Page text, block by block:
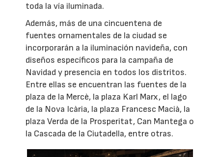
toda la vía iluminada.
Además, más de una cincuentena de
fuentes ornamentales de la ciudad se
incorporarán a la iluminación navideña, con
diseños específicos para la campaña de
Navidad y presencia en todos los distritos.
Entre ellas se encuentran las fuentes de la
plaza de la Mercè, la plaza Karl Marx, el lago
de la Nova Icària, la plaza Francesc Macià, la
plaza Verda de la Prosperitat, Can Mantega o
la Cascada de la Ciutadella, entre otras.